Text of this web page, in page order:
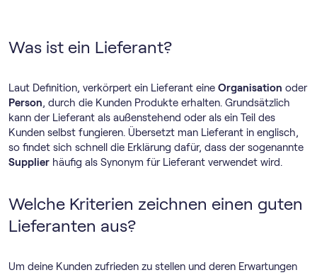
Was ist ein Lieferant?
Laut Definition, verkörpert ein Lieferant eine Organisation oder
Person, durch die Kunden Produkte erhalten. Grundsätzlich
kann der Lieferant als außenstehend oder als ein Teil des
Kunden selbst fungieren. Übersetzt man Lieferant in englisch,
so findet sich schnell die Erklärung dafür, dass der sogenannte
Supplier häufig als Synonym für Lieferant verwendet wird.
Welche Kriterien zeichnen einen guten
Lieferanten aus?
Um deine Kunden zufrieden zu stellen und deren Erwartungen